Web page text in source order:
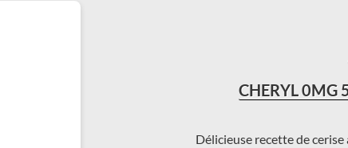
CHERYL 0MG
Délicieuse recette decerise